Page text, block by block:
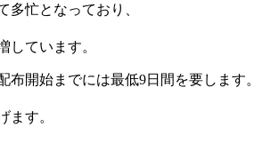
忙となっており、
しています。
開始までには最低9日間を要します。
ます。